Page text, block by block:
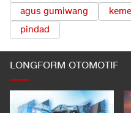
agus gumiwang
pindad
LONGFORM OTOMOTIF